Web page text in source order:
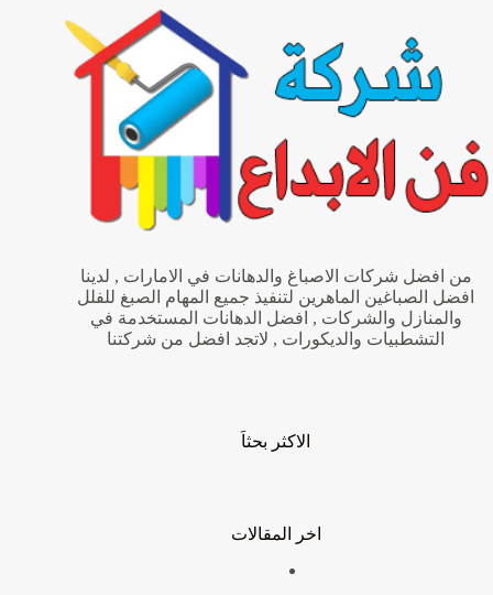
من افضل شركات الاصباغ والدهانات في الامارات , لدينا
افضل الصباغين الماهرين لتنفيذ جميع المهام الصبغ للفلل
والمنازل والشركات , افضل الدهانات المستخدمة في
التشطبيات والديكورات , لاتجد افضل من شركتنا
الاكثر بحثاَ
اخر المقالات